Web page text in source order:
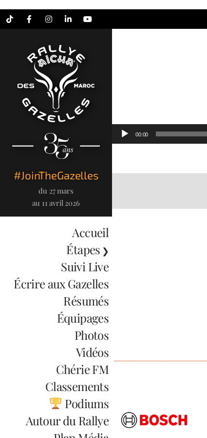
TiktokFacebookInstagramLinkedInYouTube
#JoinTheGazelles
du 27 mars
au 11 avril 2026
Accueil
Étapes
Suivi Live
Écrire aux Gazelles
Résumés
Équipages
Photos
Vidéos
Chérie FM
Classements
Podiums
Autour du Rallye
Lecteur
audio
00:00